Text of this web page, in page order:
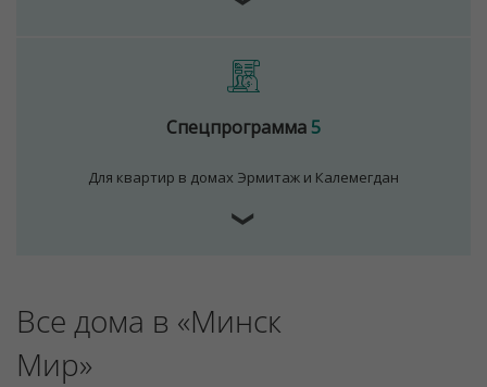
Спецпрограмма5
Для квартир в домах Эрмитаж и Калемегдан
❯
Все дома в «Минск
Мир»